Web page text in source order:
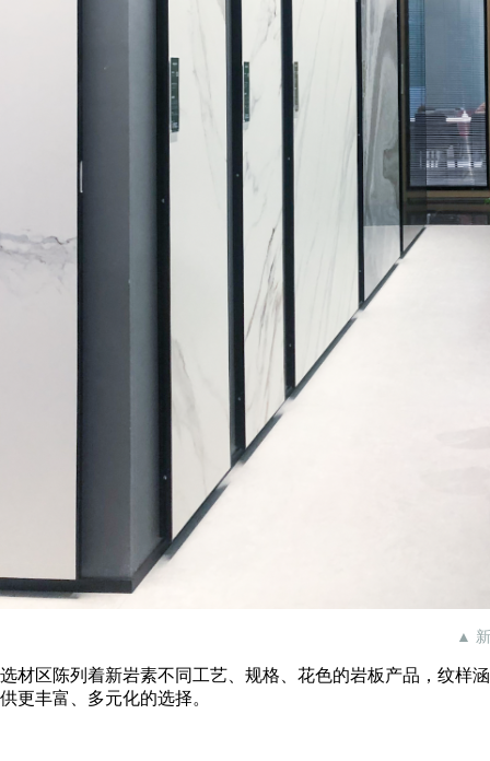
▲
选材区陈列着新岩素不同工艺、规格、花色的岩板产品，纹样
供更丰富、多元化的选择。